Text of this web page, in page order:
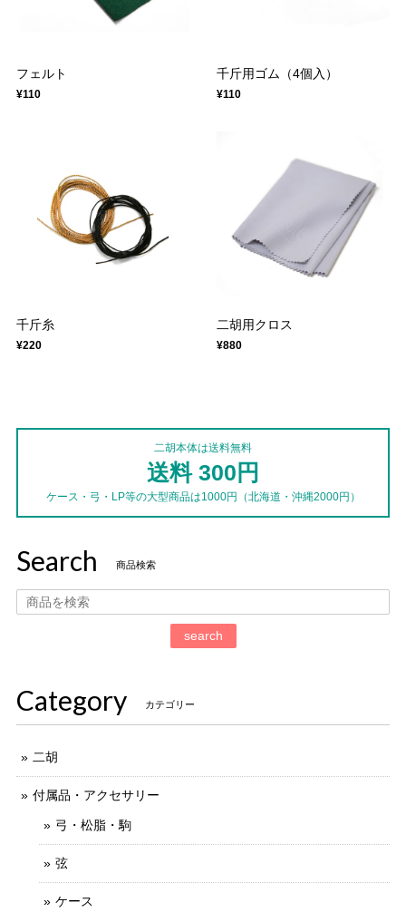
フェルト
¥110
千斤用ゴム（4個入）
¥110
千斤糸
¥220
二胡用クロス
¥880
二胡本体は送料無料
送料 300円
ケース・弓・LP等の大型商品は1000円（北海道・沖縄2000円）
Search 商品検索
search
Category カテゴリー
二胡
付属品・アクセサリー
弓・松脂・駒
弦
ケース